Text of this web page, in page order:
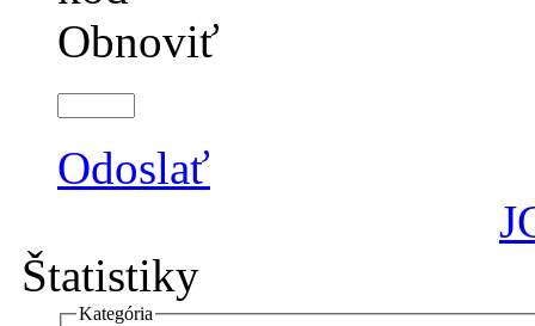
Obnoviť
Odoslať
Štatistiky
Kategória